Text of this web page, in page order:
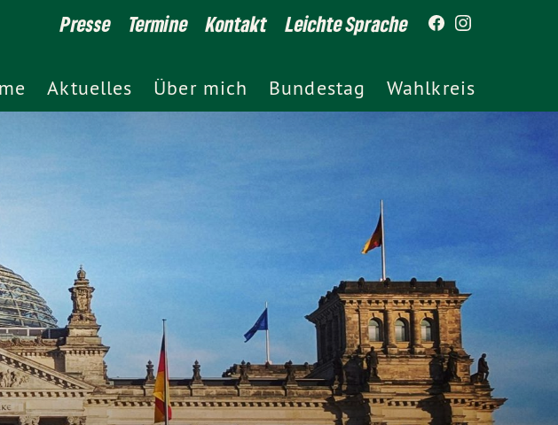
Presse Termine Kontakt Leichte Sprache
Aktuelles Über mich Bundestag Wahlkreis